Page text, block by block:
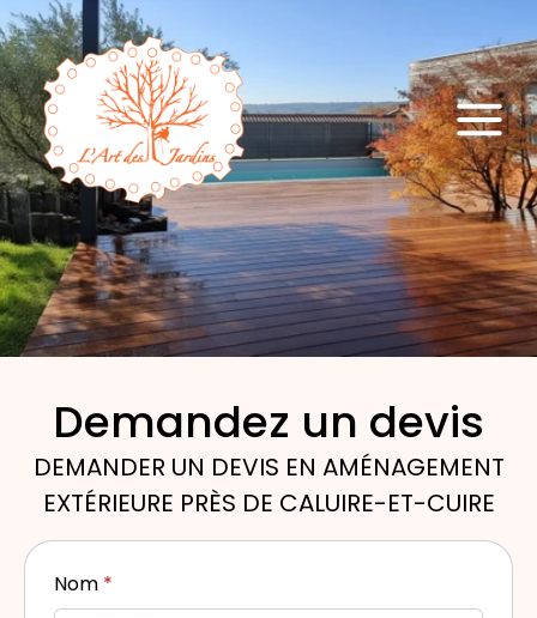
DEMANDER UN DEVIS EN AMÉNAGEMENT
EXTÉRIEURE PRÈS DE CALUIRE-ET-CUIRE
Demandez un devis
Nom